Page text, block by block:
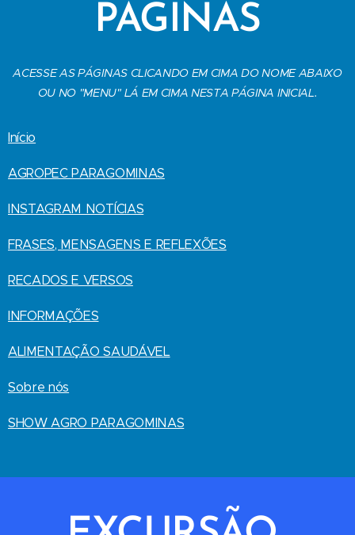
PÁGINAS
ACESSE AS PÁGINAS CLICANDO EM CIMA DO NOME ABAIXO
OU NO "MENU" LÁ EM CIMA NESTA PÁGINA INICIAL.
Início
AGROPEC PARAGOMINAS
INSTAGRAM NOTÍCIAS
FRASES, MENSAGENS E REFLEXÕES
RECADOS E VERSOS
INFORMAÇÕES
ALIMENTAÇÃO SAUDÁVEL
Sobre nós
SHOW AGRO PARAGOMINAS